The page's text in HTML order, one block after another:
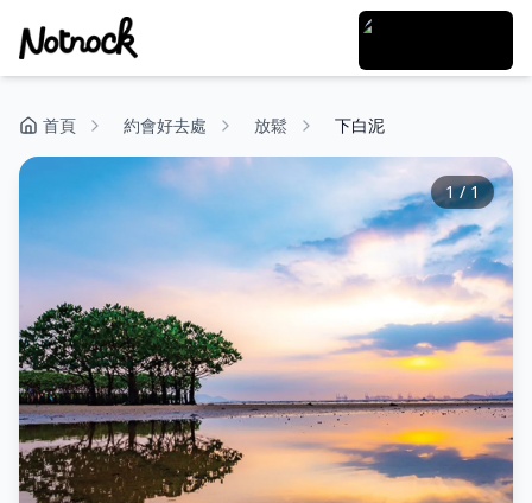
首頁 約會好去處 放鬆 下白泥
1/1